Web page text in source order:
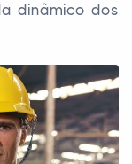
dinâmico dos